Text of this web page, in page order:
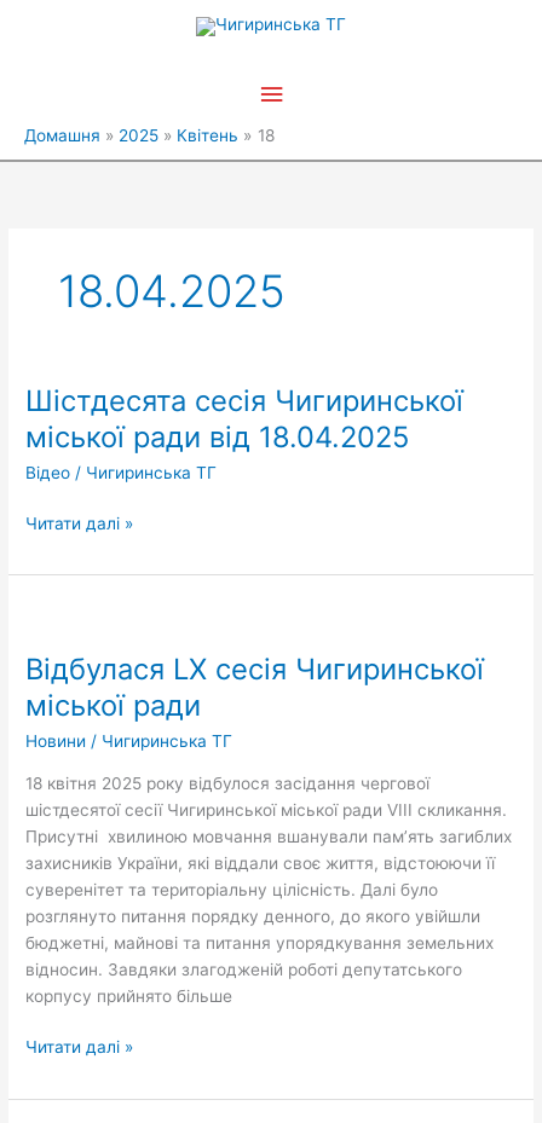
Головне
Домашня 2025 Квітень 18
18.04.2025
Шістдесята сесія Чигиринської
міської ради від 18.04.2025
Відео / Чигиринська ТГ
Шістдесята
сесія
Чигиринської
міської
від
Читати далі »
Відбулася LX сесія Чигиринської
міської ради
Новини / Чигиринська ТГ
18 квітня 2025 року відбулося засідання чергової
шістдесятої сесії Чигиринської міської ради VІІІ скликання.
Присутні хвилиною мовчання вшанували пам’ять загиблих
захисників України, які віддали своє життя, відстоюючи її
суверенітет та територіальну цілісність. Далі було
розглянуто питання порядку денного, до якого увійшли
бюджетні, майнові та питання упорядкування земельних
відносин. Завдяки злагодженій роботі депутатського
корпусу прийнято більше
сесія
Чигиринської
міської
ради
Читати далі »